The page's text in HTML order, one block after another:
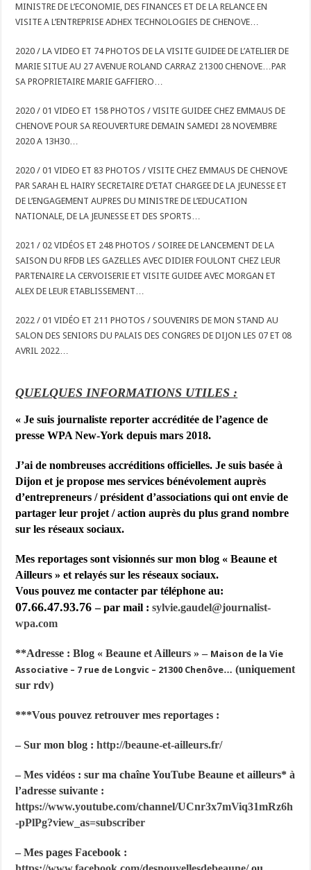
MINISTRE DE L’ECONOMIE, DES FINANCES ET DE LA RELANCE EN
VISITE A L’ENTREPRISE ADHEX TECHNOLOGIES DE CHENOVE…
2020 / LA VIDEO ET 74 PHOTOS DE LA VISITE GUIDEE DE L’ATELIER DE
MARIE SITUE AU 27 AVENUE ROLAND CARRAZ 21300 CHENOVE…PAR
SA PROPRIETAIRE MARIE GAFFIERO…
2020 / 01 VIDEO ET 158 PHOTOS / VISITE GUIDEE CHEZ EMMAUS DE
CHENOVE POUR SA REOUVERTURE DEMAIN SAMEDI 28 NOVEMBRE
2020 A 13H30…
2020 / 01 VIDEO ET 83 PHOTOS / VISITE CHEZ EMMAUS DE CHENOVE
PAR SARAH EL HAIRY SECRETAIRE D’ETAT CHARGEE DE LA JEUNESSE ET
DE L’ENGAGEMENT AUPRES DU MINISTRE DE L’EDUCATION
NATIONALE, DE LA JEUNESSE ET DES SPORTS…
2021 / 02 VIDÉOS ET 248 PHOTOS / SOIREE DE LANCEMENT DE LA
SAISON DU RFDB LES GAZELLES AVEC DIDIER FOULONT CHEZ LEUR
PARTENAIRE LA CERVOISERIE ET VISITE GUIDEE AVEC MORGAN ET
ALEX DE LEUR ETABLISSEMENT…
2022 / 01 VIDÉO ET 211 PHOTOS / SOUVENIRS DE MON STAND AU
SALON DES SENIORS DU PALAIS DES CONGRES DE DIJON LES 07 ET 08
AVRIL 2022…
QUELQUES INFORMATIONS UTILES :
« Je suis journaliste reporter accréditée de l’agence de
presse WPA New-York depuis mars 2018.
J’ai de nombreuses accréditions officielles. Je suis basée à
Dijon et je propose mes services bénévolement auprès
d’entrepreneurs / président d’associations qui ont envie de
partager leur projet / action auprès du plus grand nombre
sur les réseaux sociaux.
Mes reportages sont visionnés sur mon blog « Beaune et
Ailleurs » et relayés sur les réseaux sociaux.
Vous pouvez me contacter par téléphone au:
07.66.47.93.76– par mail :sylvie.gaudel@journalist-
wpa.com
**Adresse : Blog « Beaune et Ailleurs » – Maison de la Vie
Associative – 7 rue de Longvic – 21300 Chenôve… (uniquement
sur rdv)
***Vous pouvez retrouver mes reportages :
– Sur mon blog :http://beaune-et-ailleurs.fr/
– Mes vidéos : sur ma chaîne YouTube Beaune et ailleurs* à
l’adresse suivante :
https://www.youtube.com/channel/UCnr3x7mViq31mRz6h
-pPlPg?view_as=subscriber
– Mes pages Facebook :